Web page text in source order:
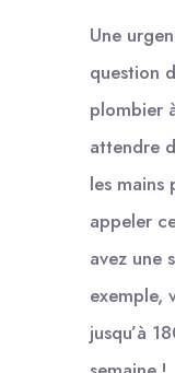
Une
question
plombier
attendre
les mains
appeler
avez une
exemple,
jusqu’à